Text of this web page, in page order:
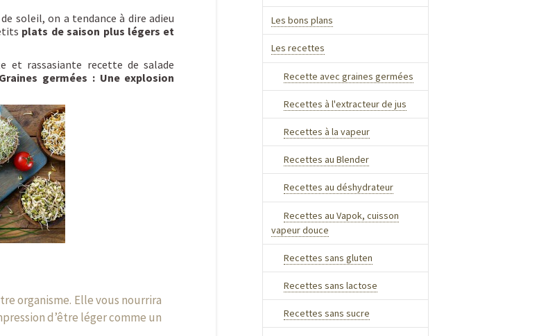
soleil, on a tendance à dire adieu
plats de saison plus légers et
et rassasiante recette de salade
Graines germées : Une explosion
organisme. Elle vous nourrira
d’être léger comme un
Les bons plans
Les recettes
Recette avec graines germées
Recettes à l'extracteur de jus
Recettes à la vapeur
Recettes au Blender
Recettes au déshydrateur
Recettes au Vapok, cuisson
vapeur douce
Recettes sans gluten
Recettes sans lactose
Recettes sans sucre